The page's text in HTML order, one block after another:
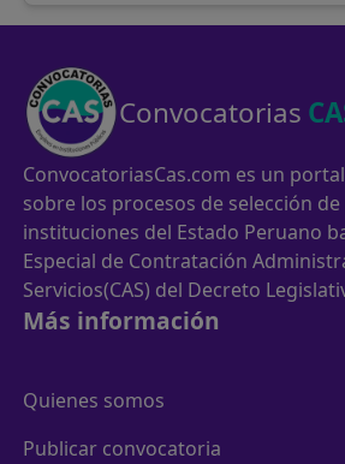
Convocatorias
ConvocatoriasCas.com es un
sobre los procesos de selección
instituciones del Estado Peruano
Especial de Contratación
Servicios(CAS) del Decreto
Más información
Quienes somos
Publicar convocatoria